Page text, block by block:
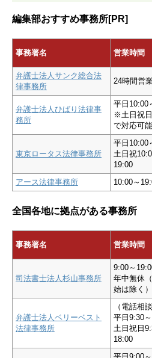
編集部おすすめ事務所[PR]
事務署名 営業時間
弁護士法人サンク総合法
律事務所
24時間営
弁護士法人ひばり法律事
務所
平日10:00
※土日祝
で対応可能
東京ロータス法律事務所
平日10:00
土日祝
19:00
アース法律事務所 10:00～
全国各地に拠点がある事務所
事務署名 営業時間
司法書士法人杉山事務所
9:00～
年中無休
始は除く）
弁護士法人ベリーベスト
法律事務所
（電話相談
平日9:30
土日祝日
18:00